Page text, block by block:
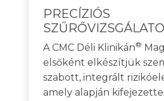
PRECÍZIÓS
A CMC Déli Klinikán®
elsőként elkészítjük
szabott, integrált
amely alapján